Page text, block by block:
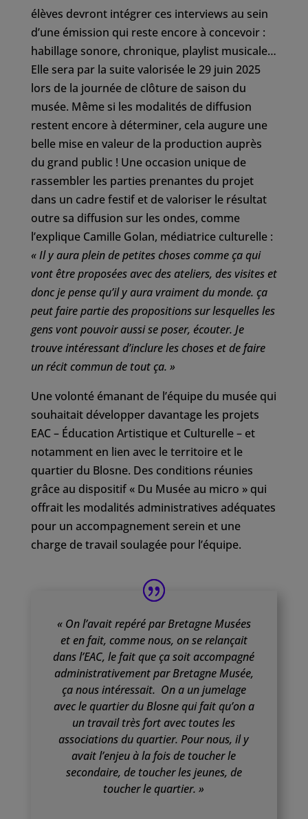
élèves devront intégrer ces interviews au sein
d’une émission qui reste encore à concevoir :
habillage sonore, chronique, playlist musicale…
Elle sera par la suite valorisée le 29 juin 2025
lors de la journée de clôture de saison du
musée. Même si les modalités de diffusion
restent encore à déterminer, cela augure une
belle mise en valeur de la production auprès
du grand public ! Une occasion unique de
rassembler les parties prenantes du projet
dans un cadre festif et de valoriser le résultat
outre sa diffusion sur les ondes, comme
l’explique Camille Golan, médiatrice culturelle :
« Il y aura plein de petites choses comme ça qui
vont être proposées avec des ateliers, des visites et
donc je pense qu’il y aura vraiment du monde. ça
peut faire partie des propositions sur lesquelles les
gens vont pouvoir aussi se poser, écouter. Je
trouve intéressant d’inclure les choses et de faire
un récit commun de tout ça. »
Une volonté émanant de l’équipe du musée qui
souhaitait développer davantage les projets
EAC – Éducation Artistique et Culturelle – et
notamment en lien avec le territoire et le
quartier du Blosne. Des conditions réunies
grâce au dispositif « Du Musée au micro » qui
offrait les modalités administratives adéquates
pour un accompagnement serein et une
charge de travail soulagée pour l’équipe.
« On l’avait repéré par Bretagne Musées
et en fait, comme nous, on se relançait
dans l’EAC, le fait que ça soit accompagné
administrativement par Bretagne Musée,
ça nous intéressait. On a un jumelage
avec le quartier du Blosne qui fait qu’on a
un travail très fort avec toutes les
associations du quartier. Pour nous, il y
avait l’enjeu à la fois de toucher le
secondaire, de toucher les jeunes, de
toucher le quartier. »